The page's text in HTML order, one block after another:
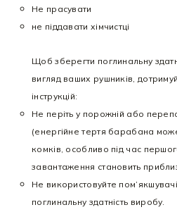
Не прасувати
не піддавати хімчистці
Щоб зберегти поглинальну
вигляд ваших рушників,
інструкцій:
Не періть у порожній або
(енергійне тертя барабана
комків, особливо під час
завантаження становить
Не використовуйте
поглинальну здатність виробу.